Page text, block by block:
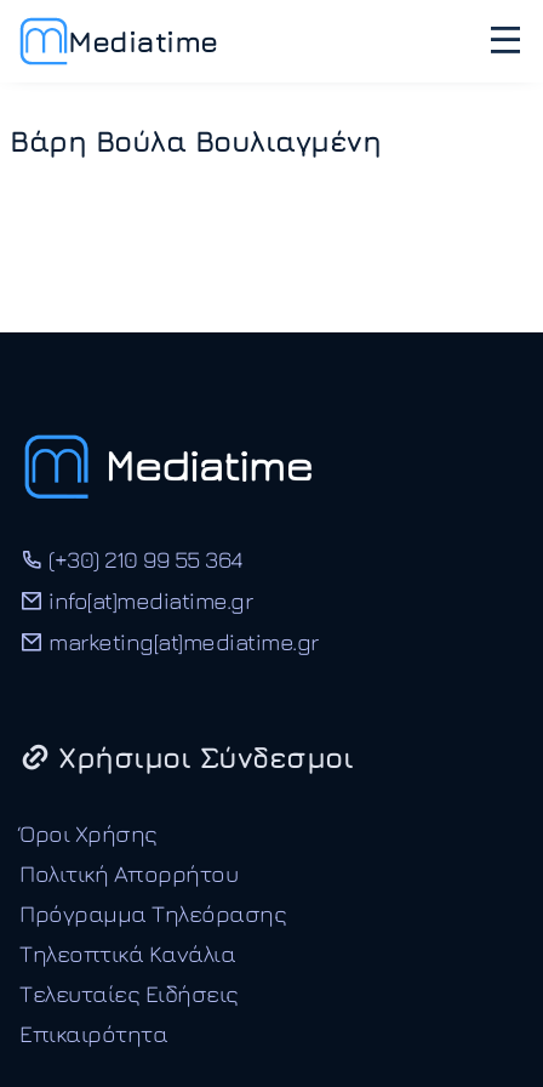
Mediatime
Βάρη Βούλα Βουλιαγμένη
(+30) 210 99 55 364
info[at]mediatime.gr
marketing[at]mediatime.gr
Χρήσιμοι Σύνδεσμοι
Όροι Χρήσης
Πολιτική Απορρήτου
Πρόγραμμα Τηλεόρασης
Τηλεοπτικά Κανάλια
Τελευταίες Ειδήσεις
Επικαιρότητα